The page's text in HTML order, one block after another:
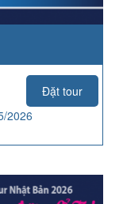
Đặt tour
2026